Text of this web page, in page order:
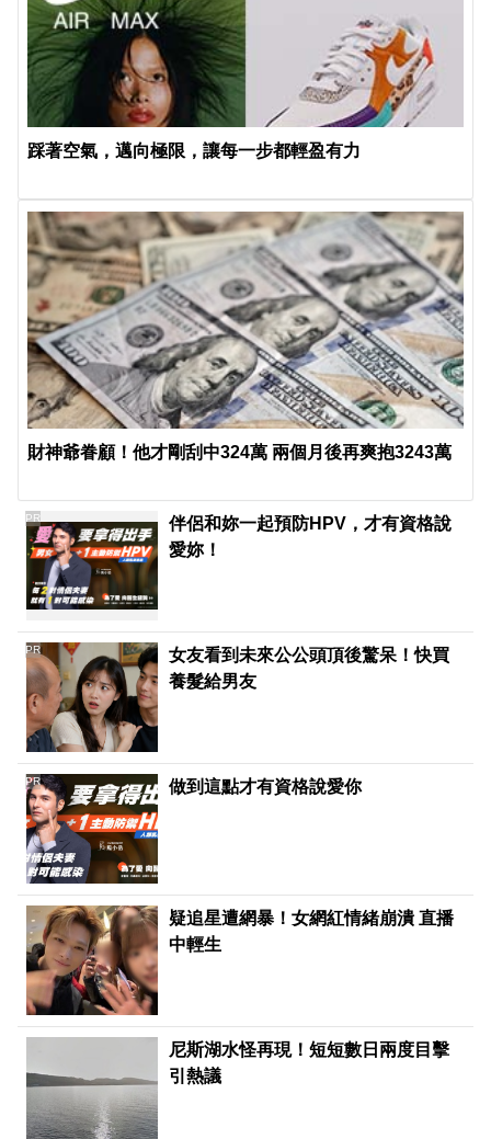
踩著空氣，邁向極限，讓每一步都輕盈有力
財神爺眷顧！他才剛刮中324萬 兩個月後再爽抱3243萬
伴侶和妳一起預防HPV，才有資格說
愛妳！
PR
女友看到未來公公頭頂後驚呆！快買
養髮給男友
PR
做到這點才有資格說愛你
PR
疑追星遭網暴！女網紅情緒崩潰 直播
中輕生
尼斯湖水怪再現！短短數日兩度目擊
引熱議